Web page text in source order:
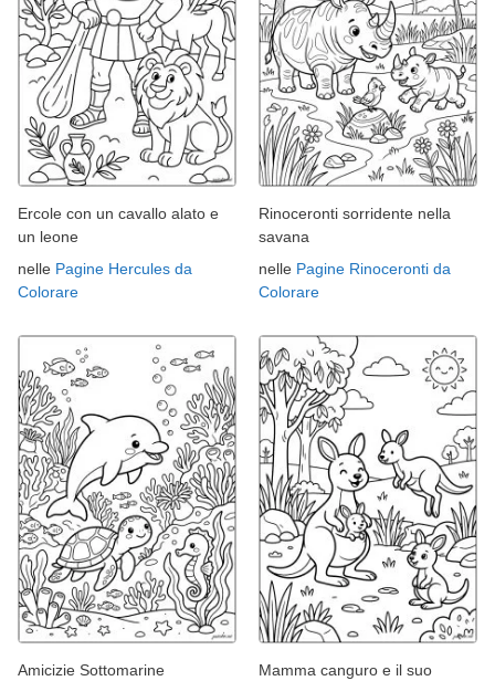
Ercole con un cavallo alato e
un leone
nelle Pagine Hercules da
Colorare
Rinoceronti sorridente nella
savana
nelle Pagine Rinoceronti da
Colorare
Amicizie Sottomarine
Mamma canguro e il suo